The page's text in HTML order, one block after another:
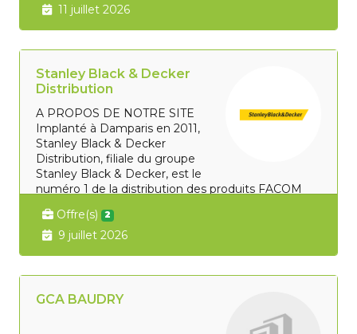
11 juillet 2026
Stanley Black & Decker
Distribution
A PROPOS DE NOTRE SITE
Implanté à Damparis en 2011,
Stanley Black & Decker
Distribution, filiale du groupe
Stanley Black & Decker, est le
numéro 1 de la distribution des produits FACOM
Offre(s) 2
9 juillet 2026
GCA BAUDRY